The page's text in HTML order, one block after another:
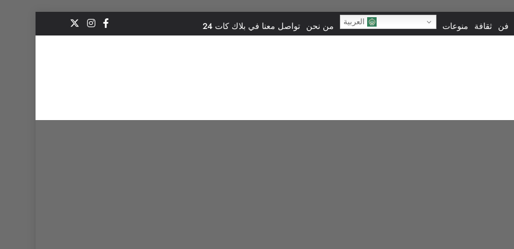
فن ثقافة منوعات العربية من نحن تواصل معنا في بلاك كات 24